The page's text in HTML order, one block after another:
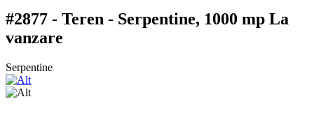
#2877 - Teren - Serpentine, 1000 mp La
vanzare
Serpentine